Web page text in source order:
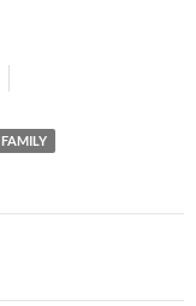
FAMILY